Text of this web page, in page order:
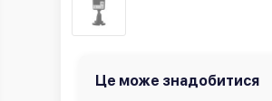
Це може знадобитися